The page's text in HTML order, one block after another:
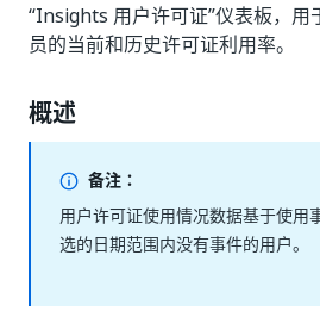
“Insights 用户许可证”仪表板，用
员的当前和历史许可证利用率。
概述
备注：
用户许可证使用情况数据基于使用
选的日期范围内没有事件的用户。